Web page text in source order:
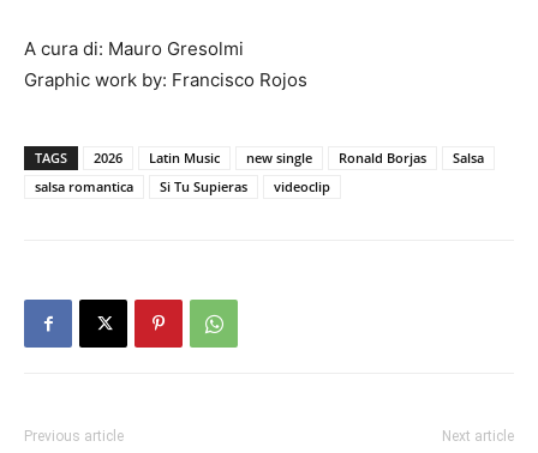
A cura di: Mauro Gresolmi
Graphic work by: Francisco Rojos
TAGS 2026 Latin Music new single Ronald Borjas
Salsa
salsa romantica
Si Tu Supieras videoclip
Previous article Next article